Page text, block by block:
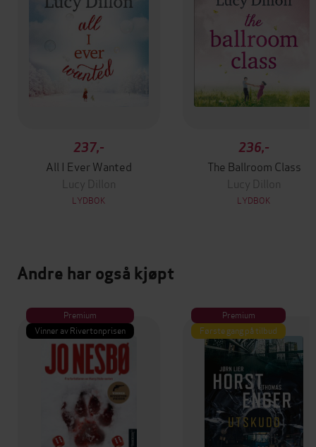
237,-
All I Ever Wanted
Lucy Dillon
LYDBOK
236,-
The Ballroom Class
Lucy Dillon
LYDBOK
Andre har også kjøpt
Premium
Vinner av Rivertonprisen
Premium
Første gang på tilbud